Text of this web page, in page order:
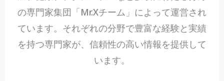
の専門家集団「Mr.Xチーム」によって運営され
ています。それぞれの分野で豊富な経験と実績
を持つ専門家が、信頼性の高い情報を提供して
います。